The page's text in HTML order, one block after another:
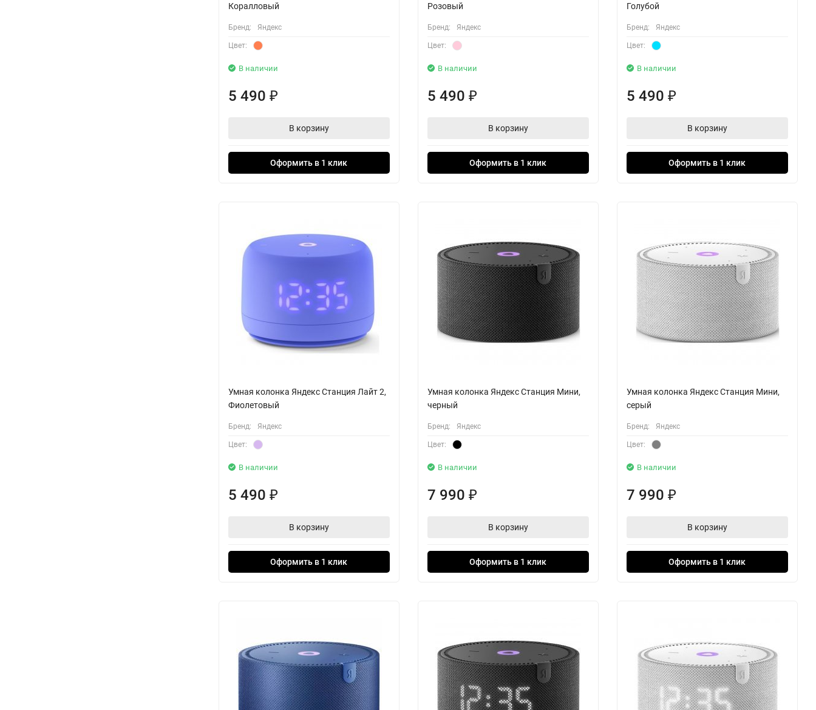
Коралловый
Бренд: Яндекс
Цвет:
В наличии
5 490 ₽
В корзину
Оформить в 1 клик
Розовый
Бренд: Яндекс
Цвет:
В наличии
5 490 ₽
В корзину
Оформить в 1 клик
Голубой
Бренд: Яндекс
Цвет:
В наличии
5 490 ₽
В корзину
Оформить в 1 клик
Умная колонка Яндекс Станция Лайт 2,
Фиолетовый
Бренд: Яндекс
Цвет:
В наличии
5 490 ₽
В корзину
Оформить в 1 клик
Умная колонка Яндекс Станция Мини,
черный
Бренд: Яндекс
Цвет:
В наличии
7 990 ₽
В корзину
Оформить в 1 клик
Умная колонка Яндекс Станция Мини,
серый
Бренд: Яндекс
Цвет:
В наличии
7 990 ₽
В корзину
Оформить в 1 клик